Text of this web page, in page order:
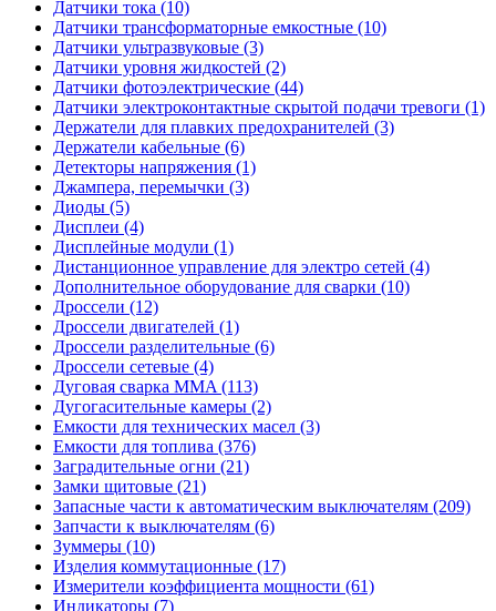
Датчики тока (10)
Датчики трансформаторные емкостные (10)
Датчики ультразвуковые (3)
Датчики уровня жидкостей (2)
Датчики фотоэлектрические (44)
Датчики электроконтактные скрытой подачи тревоги (1)
Держатели для плавких предохранителей (3)
Держатели кабельные (6)
Детекторы напряжения (1)
Джампера, перемычки (3)
Диоды (5)
Дисплеи (4)
Дисплейные модули (1)
Дистанционное управление для электро сетей (4)
Дополнительное оборудование для сварки (10)
Дроссели (12)
Дроссели двигателей (1)
Дроссели разделительные (6)
Дроссели сетевые (4)
Дуговая сварка MMA (113)
Дугогасительные камеры (2)
Емкости для технических масел (3)
Емкости для топлива (376)
Заградительные огни (21)
Замки щитовые (21)
Запасные части к автоматическим выключателям (209)
Запчасти к выключателям (6)
Зуммеры (10)
Изделия коммутационные (17)
Измерители коэффициента мощности (61)
Индикаторы (7)